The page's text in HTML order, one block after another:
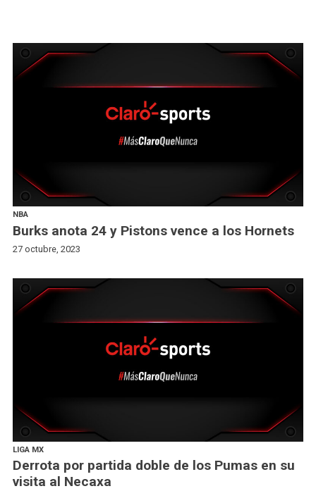
NBA
Burks anota 24 y Pistons vence a los Hornets
27 octubre, 2023
LIGA MX
Derrota por partida doble de los Pumas en su
visita al Necaxa